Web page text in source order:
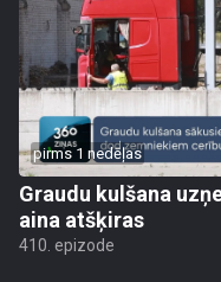
pirms 1 nedēļas
Graudu kulšana
aina atšķiras
410. epizode